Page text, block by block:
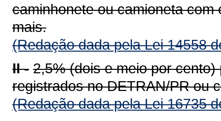
caminhonete ou camioneta
mais.
(Redação dada pela Lei 14558
II - 2,5% (dois e meio por
registrados no DETRAN/PR ou
(Redação dada pela Lei 16735